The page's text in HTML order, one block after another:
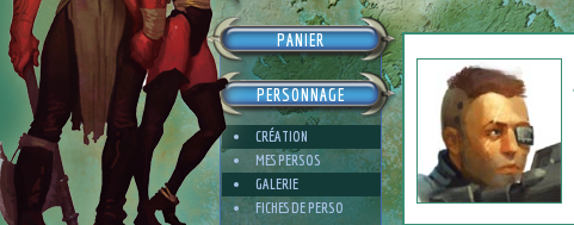
PANIER
PERSONNAGE
CRÉATION
MES PERSOS
GALERIE
FICHES DE PERSO